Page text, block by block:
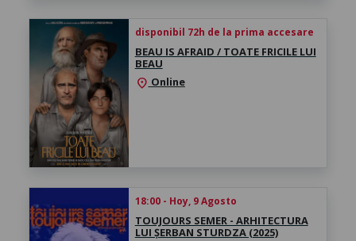
disponibil 72h de la prima accesare
BEAU IS AFRAID / TOATE FRICILE LUI
BEAU
location_on Online
18:00 - Hoy, 9 Agosto
TOUJOURS SEMER - ARHITECTURA
LUI ȘERBAN STURDZA (2025)